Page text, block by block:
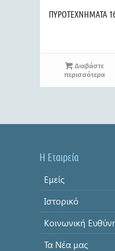
ΠΥΡΟΤΕΧΝΗΜΑΤΑ
Διαβάστε
περισσότερα
Η Εταιρεία
Εμείς
Ιστορικό
Κοινωνική
Τα Νέα μας